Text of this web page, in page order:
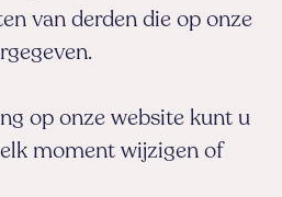
van derden die op onze
op onze website kunt u
moment wijzigen of